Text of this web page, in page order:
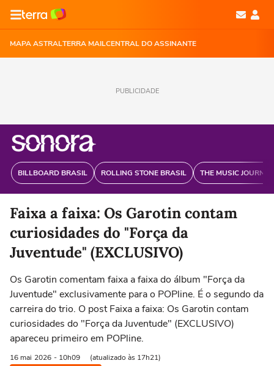
MAPA ASTRALTERRA MAILCENTRAL DO ASSINANTE
PUBLICIDADE
BILLBOARD BRASIL ROLLING STONE BRASIL THE MUSIC
Faixa a faixa: Os Garotin contam
curiosidades do "Força da
Juventude" (EXCLUSIVO)
Os Garotin comentam faixa a faixa do álbum "Força da
Juventude" exclusivamente para o POPline. É o segundo da
carreira do trio. O post Faixa a faixa: Os Garotin contam
curiosidades do "Força da Juventude" (EXCLUSIVO)
apareceu primeiro em POPline.
16 mai 2026 - 10h09 (atualizado às 17h21)